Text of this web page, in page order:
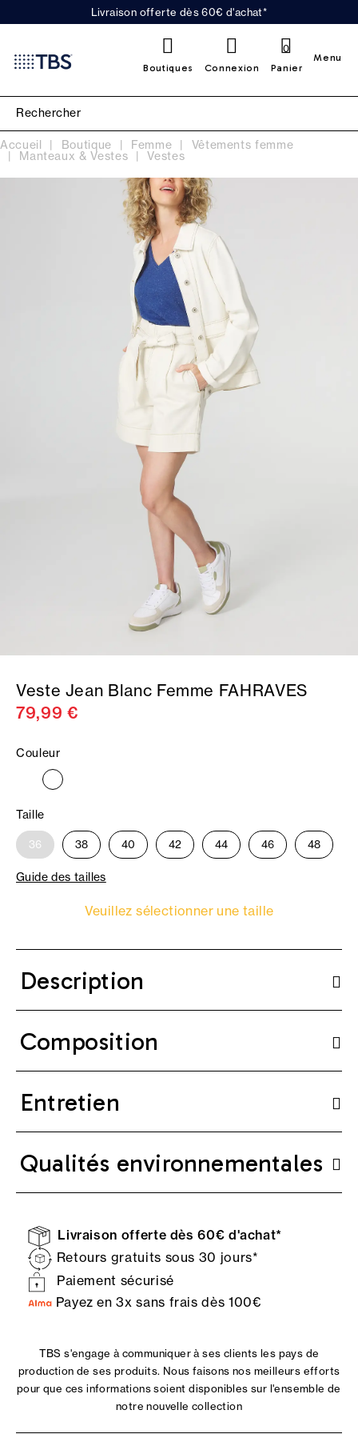
Livraison offerte dès 60€ d'achat*
Boutiques Connexion Panier
0
Menu
Accueil Boutique Femme Vêtements femme
Manteaux & Vestes Vestes
Veste Jean Blanc Femme FAHRAVES
79,99 €
Couleur
Taille
36 38 40 42 44 46 48
Guide des tailles
Veuillez sélectionner une taille
Description
Composition
Entretien
Qualités environnementales
Livraison offerte dès 60€ d'achat*
Retours gratuits sous 30 jours*
Paiement sécurisé
Payez en 3x sans frais dès 100€
TBS s'engage à communiquer à ses clients les pays de
production de ses produits. Nous faisons nos meilleurs efforts
pour que ces informations soient disponibles sur l'ensemble de
notre nouvelle collection